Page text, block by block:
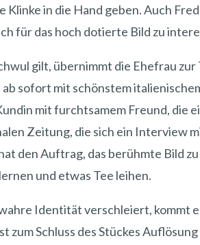
Klinke in die Hand geben. Auch
für das hoch dotierte Bild zu
gilt, übernimmt die Ehefrau
sofort mit schönstem
mit furchtsamem Freund, die
Zeitung, die sich ein Interview
den Auftrag, das berühmte Bild
und etwas Tee leihen.
Identität verschleiert, kommt
zum Schluss des Stückes